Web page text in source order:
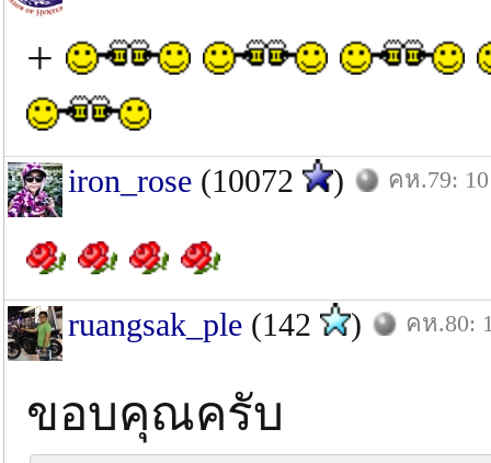
+
iron_rose (10072 ) คห.79:
ruangsak_ple (142 ) คห.80:
ขอบคุณครับ